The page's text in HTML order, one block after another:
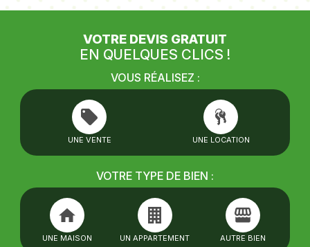
VOTRE DEVIS GRATUIT
EN QUELQUES CLICS !
VOUS RÉALISEZ :
UNE VENTE UNE LOCATION
VOTRE TYPE DE BIEN :
UNE MAISON UN APPARTEMENT AUTRE BIEN